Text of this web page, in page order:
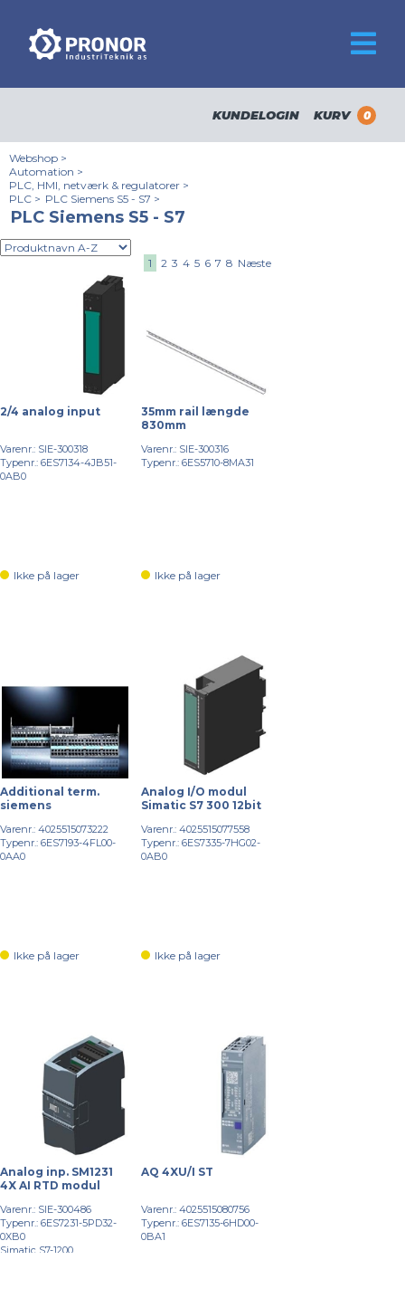
KUNDELOGIN KURV 0
Webshop >
Automation >
PLC, HMI, netværk & regulatorer >
PLC > PLC Siemens S5 - S7 >
PLC Siemens S5 - S7
1 2 3 4 5 6 7 8 Næste
2/4 analog input
Varenr.: SIE-300318
Typenr.: 6ES7134-4JB51-
0AB0
Ikke på lager
35mm rail længde
830mm
Varenr.: SIE-300316
Typenr.: 6ES5710-8MA31
Ikke på lager
Additional term.
siemens
Varenr.: 4025515073222
Typenr.: 6ES7193-4FL00-
0AA0
Ikke på lager
Analog I/O modul
Simatic S7 300 12bit
Varenr.: 4025515077558
Typenr.: 6ES7335-7HG02-
0AB0
Ikke på lager
Analog inp. SM1231
4X AI RTD modul
Varenr.: SIE-300486
Typenr.: 6ES7231-5PD32-
0XB0
Simatic S7-1200
AQ 4XU/I ST
Varenr.: 4025515080756
Typenr.: 6ES7135-6HD00-
0BA1